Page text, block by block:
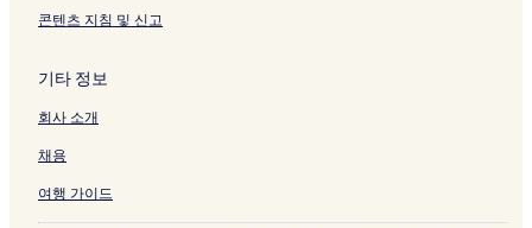
h
n
g
u
페
이
콘텐츠 지침 및 신고
기타 정보
회사 소개
채용
여행 가이드